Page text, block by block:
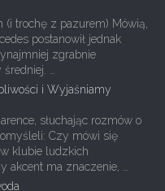
(i trochę z pazurem) Mówią,
postanowił jednak
zgrabnie
…
i Wyjaśniamy
słuchając rozmów o
Czy mówi się
klubie ludzkich
ma znaczenie, …